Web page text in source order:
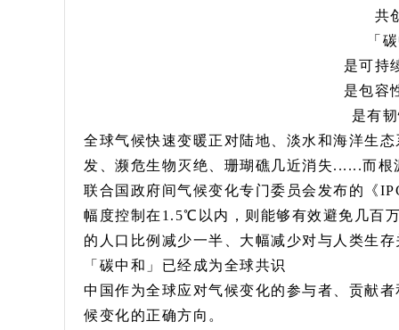
共
「
是可持
是包容
是有
全球气候快速变暖正对陆地、淡水和海洋生
发、濒危生物灭绝、珊瑚礁几近消失......而
联合国政府间气候变化专门委员会发布的《
幅度控制在1.5℃以内，则能够有效避免几百
的人口比例减少一半、大幅减少对与人类生
「碳中和」已经成为全球共识
中国作为全球应对气候变化的参与者、贡献
候变化的正确方向。